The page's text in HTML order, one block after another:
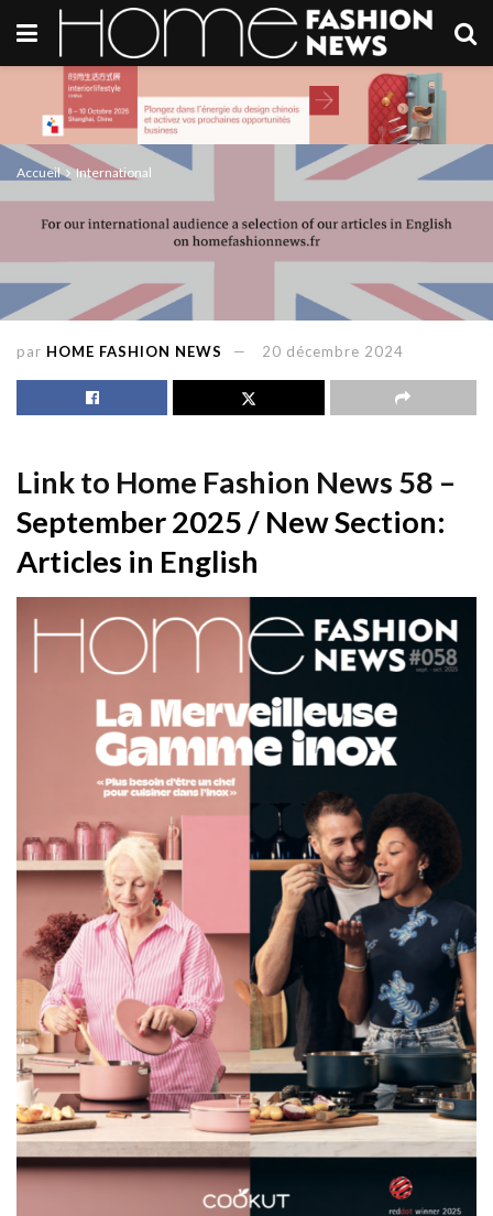
Accueil International
par HOME FASHION NEWS 20 décembre 2024
Link to Home Fashion News 58 –
September 2025 / New Section:
Articles in English